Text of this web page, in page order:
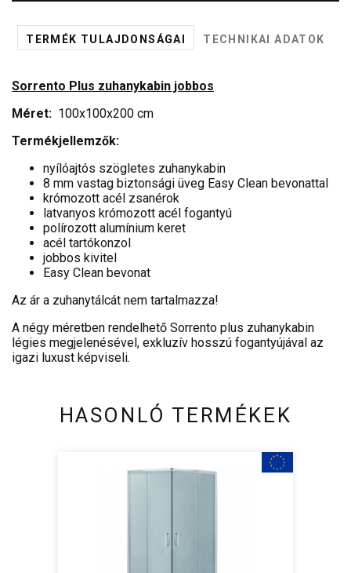
TERMÉK TULAJDONSÁGAI TECHNIKAI ADATOK
Sorrento Plus zuhanykabin jobbos
Méret: 100x100x200 cm
Termékjellemzők:
nyílóajtós szögletes zuhanykabin
8 mm vastag biztonsági üveg Easy Clean bevonattal
krómozott acél zsanérok
latvanyos krómozott acél fogantyú
polírozott alumínium keret
acél tartókonzol
jobbos kivitel
Easy Clean bevonat
Az ár a zuhanytálcát nem tartalmazza!
A négy méretben rendelhető Sorrento plus zuhanykabin
légies megjelenésével, exkluzív hosszú fogantyújával az
igazi luxust képviseli.
HASONLÓ TERMÉKEK